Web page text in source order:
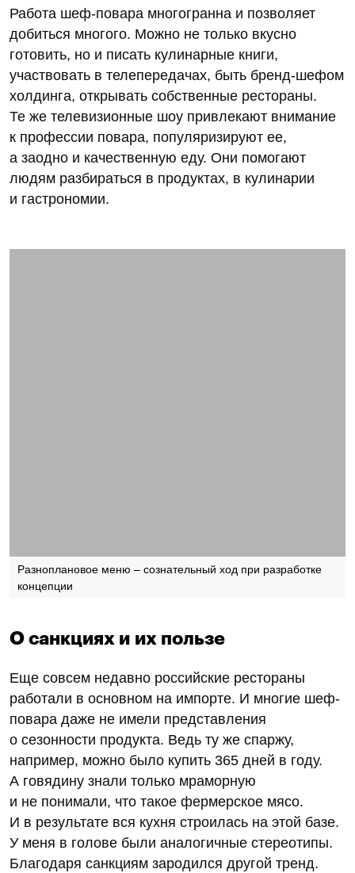
Работа шеф-повара многогранна и позволяет
добиться многого. Можно не только вкусно
готовить, но и писать кулинарные книги,
участвовать в телепередачах, быть бренд-шефом
холдинга, открывать собственные рестораны.
Те же телевизионные шоу привлекают внимание
к профессии повара, популяризируют ее,
а заодно и качественную еду. Они помогают
людям разбираться в продуктах, в кулинарии
и гастрономии.
Разноплановое меню – сознательный ход при разработке
концепции
О санкциях и их пользе
Еще совсем недавно российские рестораны
работали в основном на импорте. И многие шеф-
повара даже не имели представления
о сезонности продукта. Ведь ту же спаржу,
например, можно было купить 365 дней в году.
А говядину знали только мраморную
и не понимали, что такое фермерское мясо.
И в результате вся кухня строилась на этой базе.
У меня в голове были аналогичные стереотипы.
Благодаря санкциям зародился другой тренд.